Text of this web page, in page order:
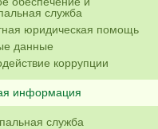
служба
юридическая помощь
данные
коррупции
информация
служба